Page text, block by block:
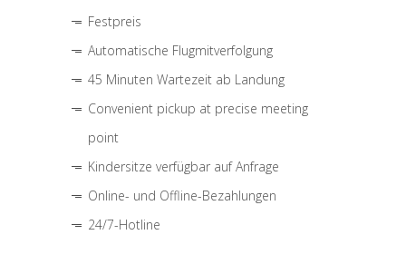
Festpreis
Automatische Flugmitverfolgung
45 Minuten Wartezeit ab Landung
Convenient pickup at precise meeting
point
Kindersitze verfügbar auf Anfrage
Online- und Offline-Bezahlungen
24/7-Hotline